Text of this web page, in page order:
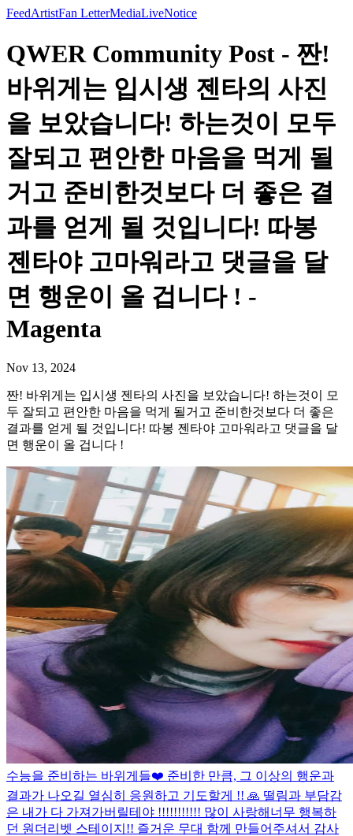
FeedArtistFan LetterMediaLiveNotice
QWER Community Post - 짠!
바위게는 입시생 젠타의 사진
을 보았습니다! 하는것이 모두
잘되고 편안한 마음을 먹게 될
거고 준비한것보다 더 좋은 결
과를 얻게 될 것입니다! 따봉
젠타야 고마워라고 댓글을 달
면 행운이 올 겁니다 ! -
Magenta
Nov 13, 2024
짠! 바위게는 입시생 젠타의 사진을 보았습니다! 하는것이 모
두 잘되고 편안한 마음을 먹게 될거고 준비한것보다 더 좋은
결과를 얻게 될 것입니다! 따봉 젠타야 고마워라고 댓글을 달
면 행운이 올 겁니다 !
수능을 준비하는 바위게들❤️ 준비한 만큼, 그 이상의 행운과
결과가 나오길 열심히 응원하고 기도할게 !! 🙏 떨림과 부담감
은 내가 다 가져가버릴테야 !!!!!!!!!!! 많이 사랑해 너무 행복하
던 원더리벳 스테이지!! 즐거운 무대 함께 만들어주셔서 감사